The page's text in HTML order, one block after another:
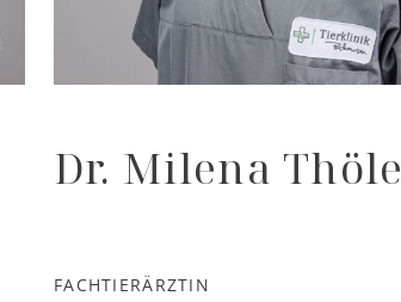
Dr. Milena Thöle
FACHTIERÄRZTIN